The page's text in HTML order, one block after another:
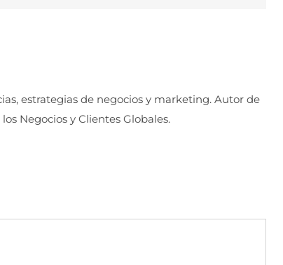
estrategias de negocios y marketing. Autor de
Negocios y Clientes Globales.